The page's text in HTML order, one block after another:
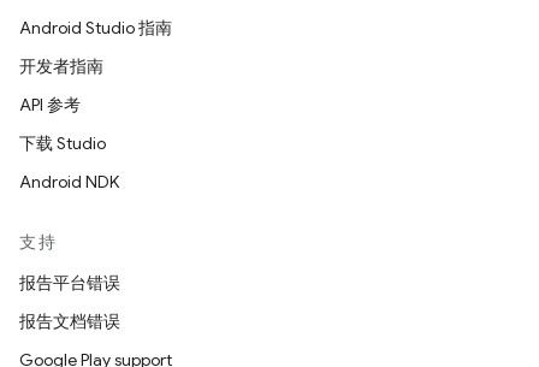
Android Studio 指南
开发者指南
API 参考
下载 Studio
Android NDK
支持
报告平台错误
报告文档错误
Google Play support